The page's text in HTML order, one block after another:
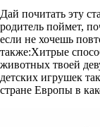
Дай почитать эту
родитель поймет,
если не хочешь
также:Хитрые
животных твоей
детских игрушек
стране Европы в